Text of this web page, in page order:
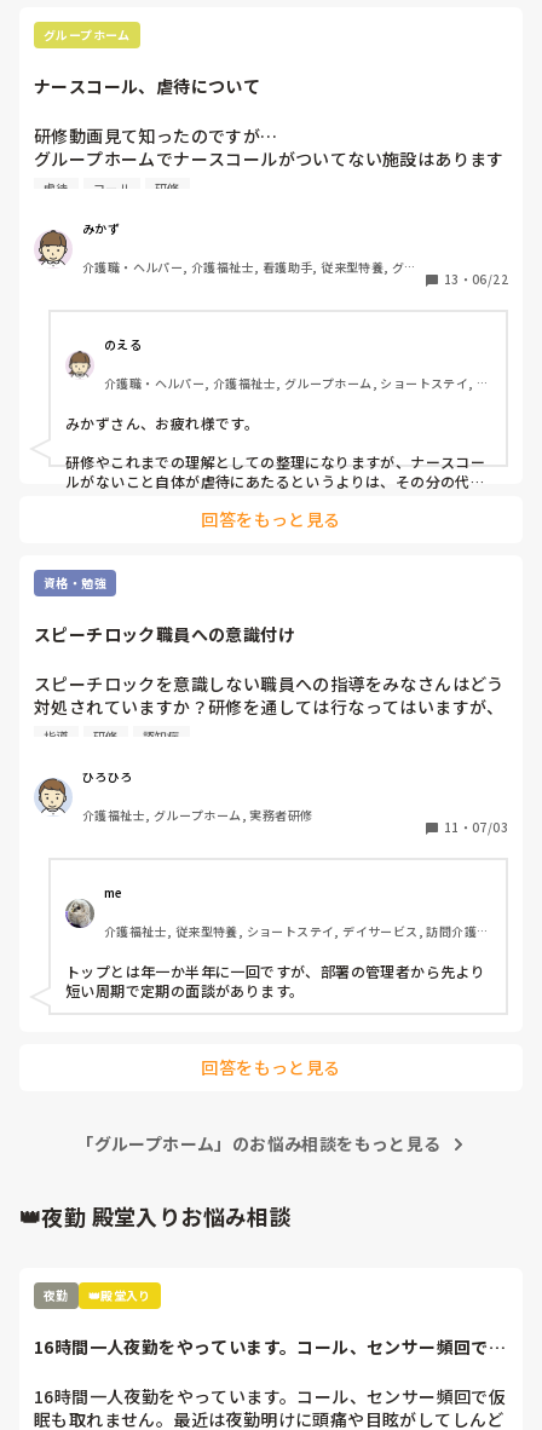
付けてました！
グループホーム
ナースコール、虐待について
研修動画見て知ったのですが…
グループホームでナースコールがついてない施設はあります
でしょうか？
すが…。
虐待 コール 研修
みかず
介護職・ヘルパー, 介護福祉士, 看護助手, 従来型特養, グル
13 ・ 06/22
のえる
介護職・ヘルパー, 介護福祉士, グループホーム, ショートステイ, デ
護
みかずさん、お疲れ様です。
研修やこれまでの理解としての整理になりますが、ナースコー
ルがないこと自体が虐待にあたるというよりは、その分の代替
なのかなと理解しています。
ない施設もあると聞いたことがあり、その場合は職員の定期巡
回や日中・夜間の見守りなどで安全を確保している形になるの
い場合はその分、職員の関わりや巡回で補っていく必要がある
ため、そのバランスが取れていないと転倒や急変などのリスク
につながるのかなと感じました。
状態が問題になるということなのかなと、自分なりに理解して
います。
回答をもっと見る
資格・勉強
スピーチロック職員への意識付け
スピーチロックを意識しない職員への指導をみなさんはどう
対処されていますか？研修を通しては行なってはいますが、
なかなか響きません。皆様の施設で行なわれていること何で
指導 研修 認知症
ひろひろ
介護福祉士, グループホーム, 実務者研修
11 ・ 07/03
me
介護福祉士, 従来型特養, ショートステイ, デイサービス, 訪問介護,
トップとは年一か半年に一回ですが、部署の管理者から先より
短い周期で定期の面談があります。
回答をもっと見る
「グループホーム」のお悩み相談をもっと見る
👑夜勤 殿堂入りお悩み相談
夜勤 👑殿堂入り
16時間一人夜勤をやっています。コール、センサー頻回で仮
16時間一人夜勤をやっています。コール、センサー頻回で仮
眠も取れません。最近は夜勤明けに頭痛や目眩がしてしんど